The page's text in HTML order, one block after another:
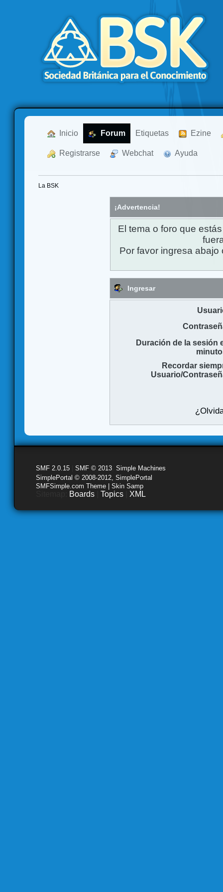
Inicio Forum Etiquetas Ezine
Registrarse Webchat Ayuda
La BSK
¡Advertencia!
El tema o foro que
Por favor ingresa
Ingresar
Duración de la sesión
Recordar
Usuario/
SMF 2.0.15 SMF © 2013 Simple Machines
SimplePortal © 2008-2012, SimplePortal
SMFSimple.com Theme | Skin Samp
Boards Topics XML